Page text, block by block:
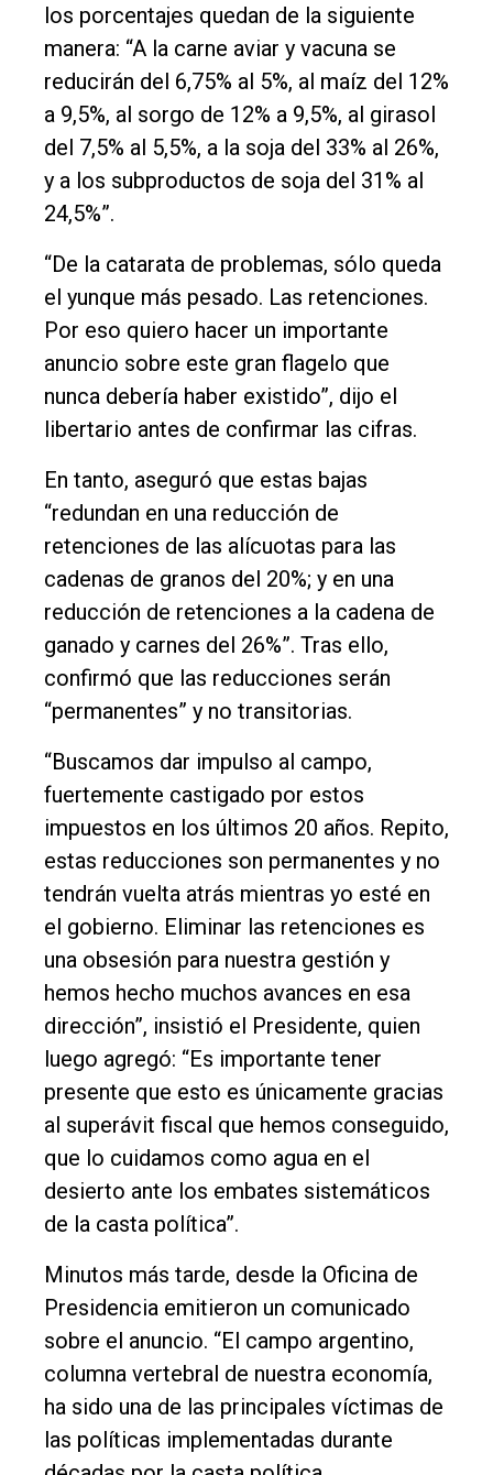
Tendencia
Int.
General
Política
Cultura
Entrevistas
Rural
Deportes
Fúnebres
Edición
Empresa
Nosotros
Contacto
los porcentajes quedan de la siguiente
manera: “A la carne aviar y vacuna se
reducirán del 6,75% al 5%, al maíz del 12%
a 9,5%, al sorgo de 12% a 9,5%, al girasol
del 7,5% al 5,5%, a la soja del 33% al 26%,
y a los subproductos de soja del 31% al
24,5%”.
“De la catarata de problemas, sólo queda
el yunque más pesado. Las retenciones.
Por eso quiero hacer un importante
anuncio sobre este gran flagelo que
nunca debería haber existido”, dijo el
libertario antes de confirmar las cifras.
En tanto, aseguró que estas bajas
“redundan en una reducción de
retenciones de las alícuotas para las
cadenas de granos del 20%; y en una
reducción de retenciones a la cadena de
ganado y carnes del 26%”. Tras ello,
confirmó que las reducciones serán
“permanentes” y no transitorias.
“Buscamos dar impulso al campo,
fuertemente castigado por estos
impuestos en los últimos 20 años. Repito,
estas reducciones son permanentes y no
tendrán vuelta atrás mientras yo esté en
el gobierno. Eliminar las retenciones es
una obsesión para nuestra gestión y
hemos hecho muchos avances en esa
dirección”, insistió el Presidente, quien
luego agregó: “Es importante tener
presente que esto es únicamente gracias
al superávit fiscal que hemos conseguido,
que lo cuidamos como agua en el
desierto ante los embates sistemáticos
de la casta política”.
Minutos más tarde, desde la Oficina de
Presidencia emitieron un comunicado
sobre el anuncio. “El campo argentino,
columna vertebral de nuestra economía,
ha sido una de las principales víctimas de
las políticas implementadas durante